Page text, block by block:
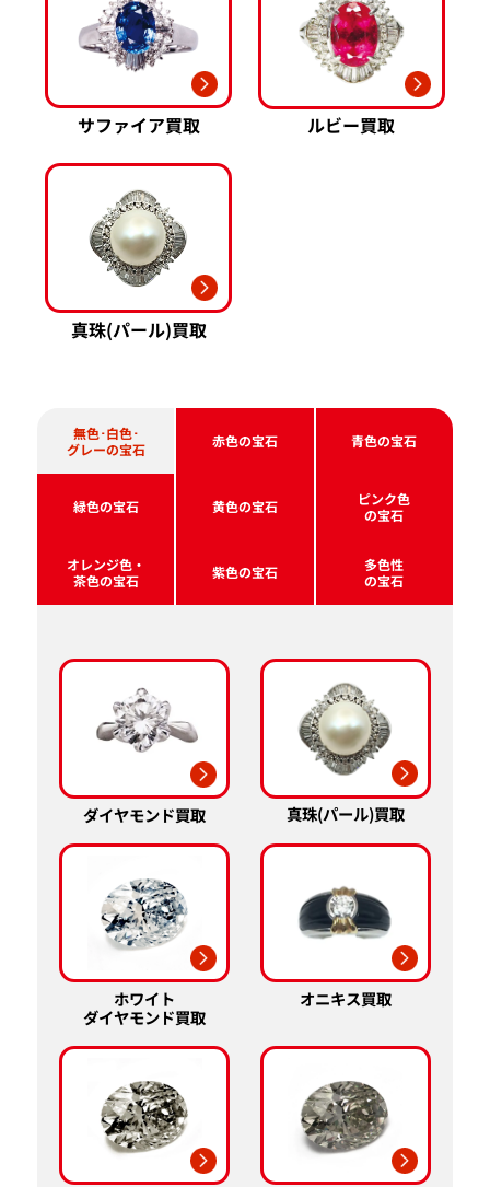
サファイア買取 ルビー買取
真珠(パール)買取
無色･白色･
グレーの宝石
赤色の宝石 青色の宝石
緑色の宝石 黄色の宝石
ピンク色
の宝石
オレンジ色・
茶色の宝石
紫色の宝石
多色性
の宝石
ダイヤモンド買取 真珠(パール)買取
ホワイト
ダイヤモンド買取
オニキス買取